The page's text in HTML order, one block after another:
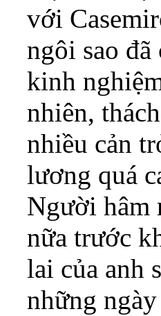
với
ngôi sao
kinh
nhiên,
nhiều cản
lương quá
Người hâm
nữa trước
lai của anh
những